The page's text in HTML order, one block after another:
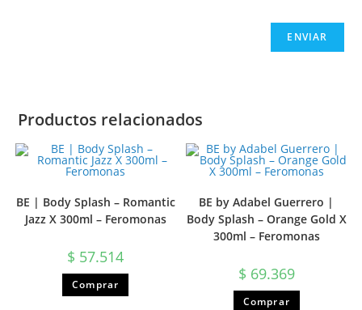
Productos relacionados
BE | Body Splash – Romantic
Jazz X 300ml – Feromonas
$ 57.514
Comprar
BE by Adabel Guerrero |
Body Splash – Orange Gold X
300ml – Feromonas
$ 69.369
Comprar